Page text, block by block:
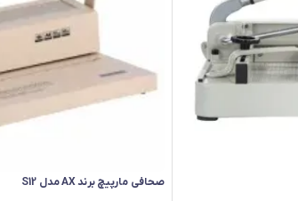
صحافی مارپیچ برند AX مدل S12